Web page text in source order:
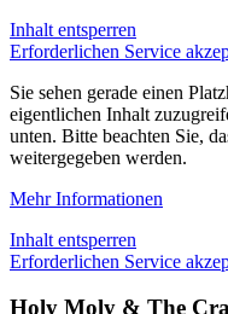
Inhalt entsperren
Erforderlichen Service
Sie sehen gerade einen
eigentlichen Inhalt
unten. Bitte beachten Sie,
weitergegeben werden.
Mehr Informationen
Inhalt entsperren
Erforderlichen Service
Holy Moly & The